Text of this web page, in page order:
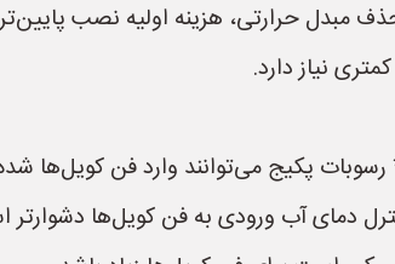
مبدل حرارتی، هزینه اولیه نصب
نیاز دارد.
پکیج می‌توانند وارد فن کویل‌ها
دمای آب ورودی به فن کویل‌ها